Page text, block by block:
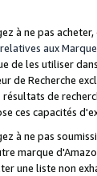
à ne pas
aux
de les utiliser
de Recherche
résultats de
ces capacités
à ne pas
marque
une liste non